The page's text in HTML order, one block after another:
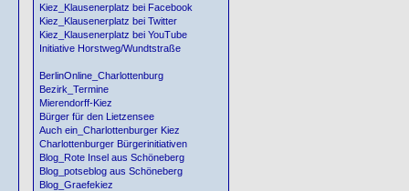
Kiez_Klausenerplatz bei Facebook
Kiez_Klausenerplatz bei Twitter
Kiez_Klausenerplatz bei YouTube
Initiative Horstweg/Wundtstraße
BerlinOnline_Charlottenburg
Bezirk_Termine
Mierendorff-Kiez
Bürger für den Lietzensee
Auch ein_Charlottenburger Kiez
Charlottenburger Bürgerinitiativen
Blog_Rote Insel aus Schöneberg
Blog_potseblog aus Schöneberg
Blog_Graefekiez